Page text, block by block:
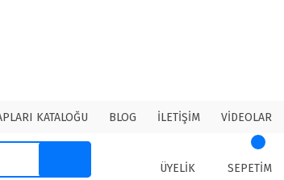
KATALOĞU BLOG İLETİŞİM VİDEOLAR
ÜYELİK SEPETİM